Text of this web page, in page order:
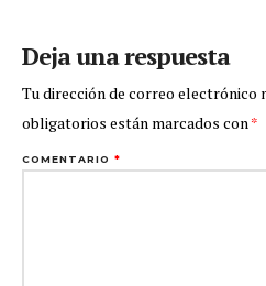
Deja una respuesta
Tu dirección de correo electrónico
obligatorios están marcados con*
COMENTARIO *